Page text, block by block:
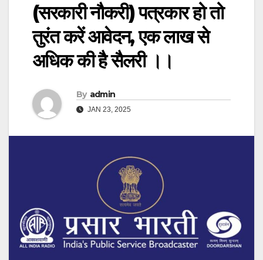
(सरकारी नौकरी) पत्रकार हो तो
तुरंत करें आवेदन, एक लाख से
अधिक की है सैलरी ।।
By admin
JAN 23, 2025